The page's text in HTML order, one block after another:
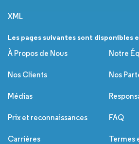
XML
Les pages suivantes sont disponibles
À Propos de Nous
Notre
Nos Clients Nos
Médias
Prix et reconnaissances FAQ
Carrières Termes